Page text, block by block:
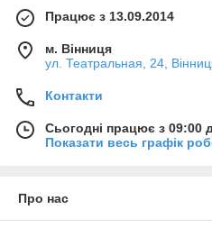
Працює з 13.09.2014
м. Вінниця
ул. Театральная, 24,
Контакти
Сьогодні працює з 09:00
Показати весь графік
Про нас